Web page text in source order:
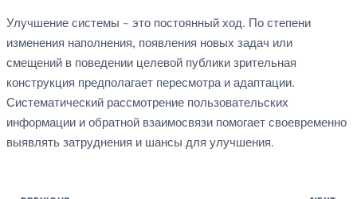
Улучшение системы – это постоянный ход. По степени
изменения наполнения, появления новых задач или
смещений в поведении целевой публики зрительная
конструкция предполагает пересмотра и адаптации.
Систематический рассмотрение пользовательских
информации и обратной взаимосвязи помогает своевременно
выявлять затруднения и шансы для улучшения.